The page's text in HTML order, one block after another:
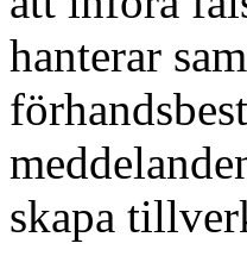
hanterar
skapa